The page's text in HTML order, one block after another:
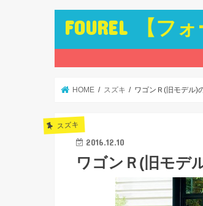
FOUREL 【フォ
HOME スズキ ワゴンＲ(旧モデル)
スズキ
2016.12.10
ワゴンＲ(旧モデ